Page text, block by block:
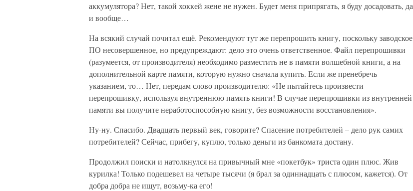
аккумулятора? Нет, такой хоккей жене не нужен. Будет меня припрягать, я буду досадовать, да
и вообще…
На всякий случай почитал ещё. Рекомендуют тут же перепрошить книгу, поскольку заводское
ПО несовершенное, но предупреждают: дело это очень ответственное. Файл перепрошивки
(разумеется, от производителя) необходимо разместить не в памяти волшебной книги, а на
дополнительной карте памяти, которую нужно сначала купить. Если же пренебречь
указанием, то… Нет, передам слово производителю: «Не пытайтесь произвести
перепрошивку, используя внутреннюю память книги! В случае перепрошивки из внутренней
памяти вы получите неработоспособную книгу, без возможности восстановления».
Ну-ну. Спасибо. Двадцать первый век, говорите? Спасение потребителей – дело рук самих
потребителей? Сейчас, прибегу, куплю, только деньги из банкомата достану.
Продолжил поиски и натолкнулся на привычный мне «покетбук» триста один плюс. Жив
курилка! Только подешевел на четыре тысячи (я брал за одиннадцать с плюсом, кажется). От
добра добра не ищут, возьму-ка его!